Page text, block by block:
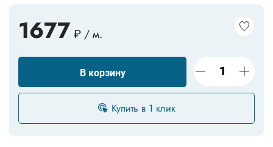
25*25*1,5
25*25*2
30*100*2
30*30*1,5
30*30*2
30*30*3
30*50*2
30*50*3
1677₽ / м.
В корзину
Купить в 1 клик